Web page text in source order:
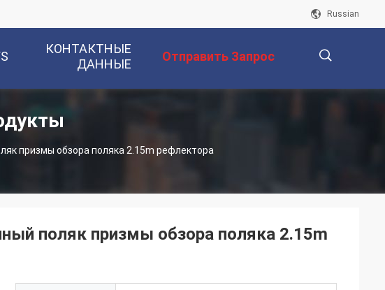
Russian
КОНТАКТНЫЕ
ДАННЫЕ
Отправить Запрос
призмы обзора поляка 2.15m рефлектора
поляк призмы обзора поляка 2.15m